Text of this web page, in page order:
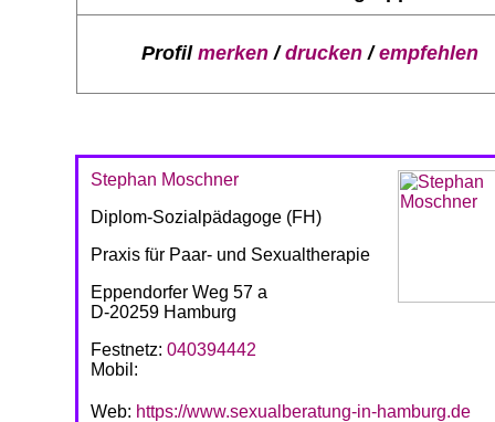
Profil merken/drucken/empfehlen
Stephan Moschner
Diplom-Sozialpädagoge (FH)
Praxis für Paar- und Sexualtherapie
Eppendorfer Weg 57 a
D-20259 Hamburg
Festnetz: 040394442
Mobil:
Web: https://www.sexualberatung-in-hamburg.de